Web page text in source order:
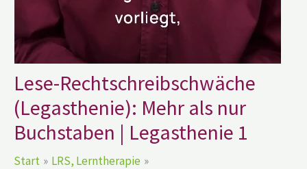
Lese-Rechtschreibschwäche
(Legasthenie): Mehr als nur
Buchstaben | Legasthenie 1
Start
LRS, Lerntherapie